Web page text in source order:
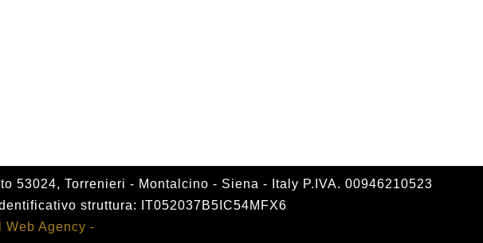
z
z
53024, Torrenieri - Montalcino - Siena - Italy P.IVA. 00946210523
struttura: IT052037B5IC54MFX6
Web Agency -